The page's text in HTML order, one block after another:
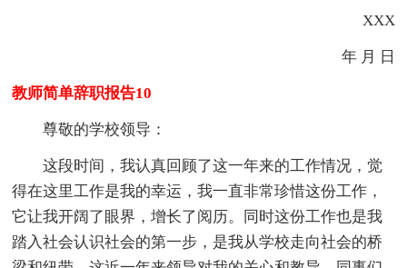
XXX
年 月 日
教师简单辞职报告10
尊敬的学校领导：
这段时间，我认真回顾了这一年来的工作情况，觉
得在这里工作是我的幸运，我一直非常珍惜这份工作，
它让我开阔了眼界，增长了阅历。同时这份工作也是我
踏入社会认识社会的第一步，是我从学校走向社会的桥